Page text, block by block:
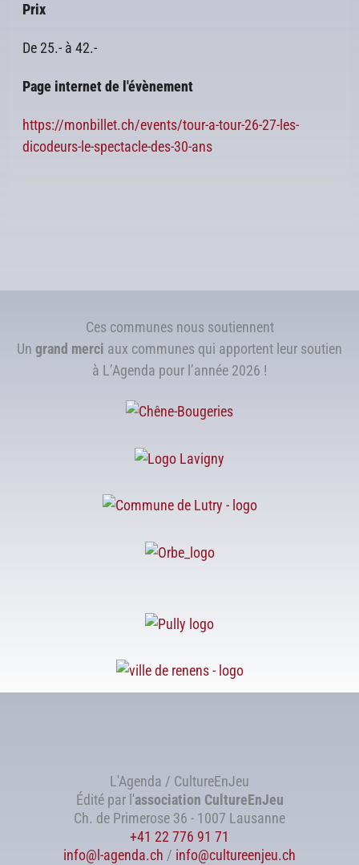
Prix
De 25.- à 42.-
Page internet de l'évènement
https://monbillet.ch/events/tour-a-tour-26-27-les-
dicodeurs-le-spectacle-des-30-ans
Ces communes nous soutiennent
Un grand merci aux communes qui apportent leur soutien
à L’Agenda pour l’année 2026 !
L'Agenda / CultureEnJeu
Édité par l'association CultureEnJeu
Ch. de Primerose 36 - 1007 Lausanne
+41 22 776 91 71
info@l-agenda.ch / info@cultureenjeu.ch